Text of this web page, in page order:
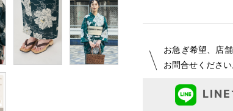
お急ぎ希望、店
お問合せください
LINE